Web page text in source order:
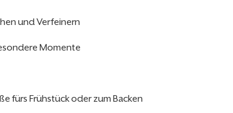
und Verfeinern
Momente
fürs Frühstück oder zum Backen